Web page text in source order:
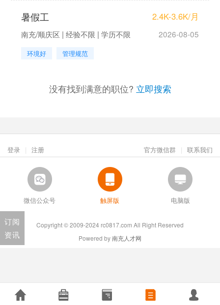
暑假工 2.4K-3.6K/月
南充/顺庆区 | 经验不限 | 学历不限 2026-08-05
环境好 管理规范
没有找到满意的职位? 立即搜索
登录 | 注册 官方微信群 | 联系我们
微信公众号 触屏版 电脑版
Copyright © 2009-2024 rc0817.com All Right Reserved
Powered by南充人才网
订阅
资讯